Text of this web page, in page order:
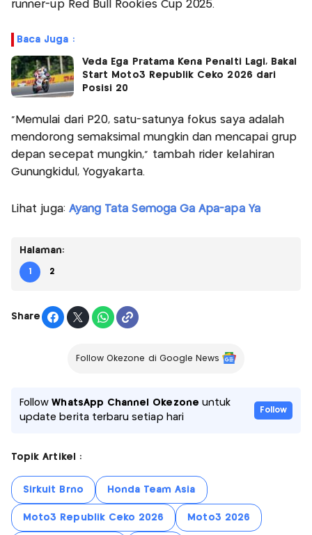
runner-up Red Bull Rookies Cup 2025.
Baca Juga :
Veda Ega Pratama Kena Penalti Lagi, Bakal
Start Moto3 Republik Ceko 2026 dari
Posisi 20
"Memulai dari P20, satu-satunya fokus saya adalah
mendorong semaksimal mungkin dan mencapai grup
depan secepat mungkin," tambah rider kelahiran
Gunungkidul, Yogyakarta.
Lihat juga: Ayang Tata Semoga Ga Apa-apa Ya
Halaman:
1 2
Share
Follow Okezone di Google News
FollowWhatsApp Channel Okezone untuk
update berita terbaru setiap hari
Follow
Topik Artikel :
Sirkuit Brno Honda Team Asia
Moto3 Republik Ceko 2026 Moto3 2026